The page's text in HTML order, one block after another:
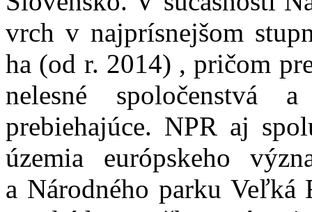
vrch v najprísnejšom
ha (od r. 2014) , pričom
nelesné spoločenstvá
prebiehajúce. NPR aj
územia európskeho
a Národného parku Veľká